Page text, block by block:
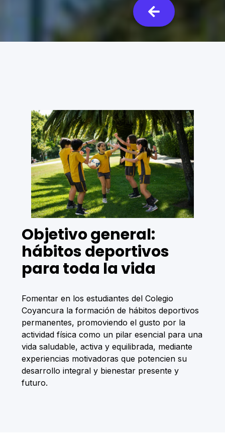
Objetivo general:
hábitos deportivos
para toda la vida
Fomentar en los estudiantes del Colegio
Coyancura la formación de hábitos deportivos
permanentes, promoviendo el gusto por la
actividad física como un pilar esencial para una
vida saludable, activa y equilibrada, mediante
experiencias motivadoras que potencien su
desarrollo integral y bienestar presente y
futuro.